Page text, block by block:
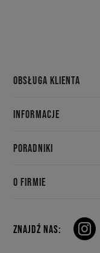
OBSŁUGA KLIENTA
INFORMACJE
PORADNIKI
O FIRMIE
ZNAJDŹ NAS: